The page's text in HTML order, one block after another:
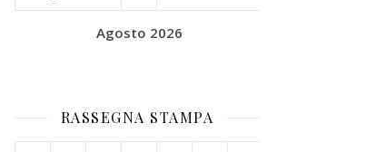
Agosto 2026
RASSEGNA STAMPA